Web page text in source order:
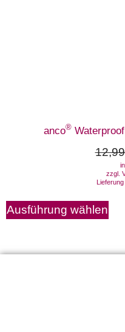
anco®
zzgl.
Ausführung wählen